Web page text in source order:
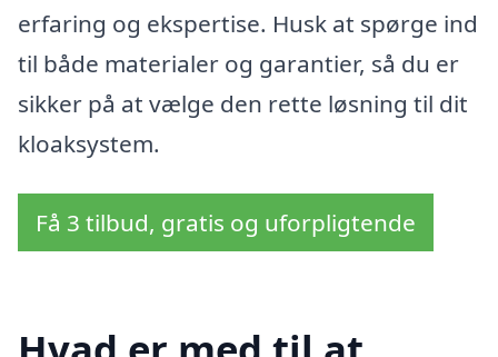
erfaring og ekspertise. Husk at spørge ind
til både materialer og garantier, så du er
sikker på at vælge den rette løsning til dit
kloaksystem.
Få 3 tilbud, gratis og uforpligtende